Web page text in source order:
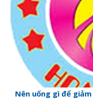
Nên uống gì để